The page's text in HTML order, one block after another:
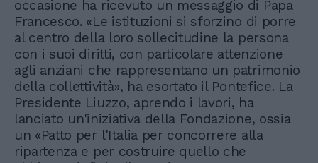
occasione ha ricevuto un messaggio di Papa
Francesco. «Le istituzioni si sforzino di porre
al centro della loro sollecitudine la persona
con i suoi diritti, con particolare attenzione
agli anziani che rappresentano un patrimonio
della collettività», ha esortato il Pontefice. La
Presidente Liuzzo, aprendo i lavori, ha
lanciato un'iniziativa della Fondazione, ossia
un «Patto per l'Italia per concorrere alla
ripartenza e per costruire quello che